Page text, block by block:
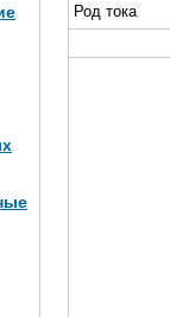
Род тока